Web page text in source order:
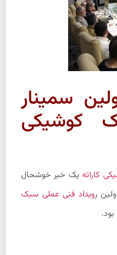
سمینار
کوشیکی
کاراتهیک خبر خوشحال
رویداد فنی عملی سبک